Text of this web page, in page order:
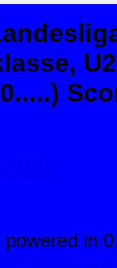
powered in